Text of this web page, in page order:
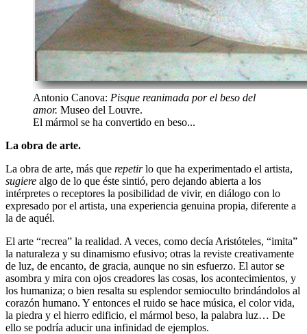
Antonio Canova: Pisque reanimada por el beso del
amor. Museo del Louvre.
El mármol se ha convertido en beso...
La obra de arte.
La obra de arte, más que repetirlo que ha experimentado el artista,
sugiere algo de lo que éste sintió, pero dejando abierta a los
intérpretes o receptores la posibilidad de vivir, en diálogo con lo
expresado por el artista, una experiencia genuina propia, diferente a
la de aquél.
El arte “recrea” la realidad. A veces, como decía Aristóteles, “imita”
la naturaleza y su dinamismo efusivo; otras la reviste creativamente
de luz, de encanto, de gracia, aunque no sin esfuerzo. El autor se
asombra y mira con ojos creadores las cosas, los acontecimientos, y
los humaniza; o bien resalta su esplendor semioculto brindándolos al
corazón humano. Y entonces el ruido se hace música, el color vida,
la piedra y el hierro edificio, el mármol beso, la palabra luz… De
ello se podría aducir una infinidad de ejemplos.